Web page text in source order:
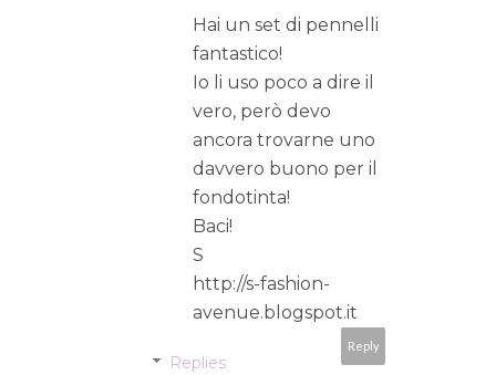
Hai un set di pennelli
fantastico!
Io li uso poco a dire il
vero, però devo
ancora trovarne uno
davvero buono per il
fondotinta!
Baci!
S
http://s-fashion-
avenue.blogspot.it
Reply
Replies